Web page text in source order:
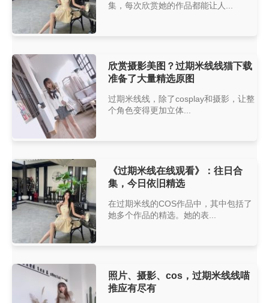
集，每次欣赏她的作品都能让人...
欣赏摄影美图？过期米线线猫下载
准备了大量精选原图
过期米线线，除了cosplay和摄影，让整
个角色变得更加立体...
《过期米线在线观看》：往日合
集，今日依旧精选
在过期米线的COS作品中，其中包括了
她多个作品的精选。她的表...
照片、摄影、cos，过期米线线喵
推应有尽有